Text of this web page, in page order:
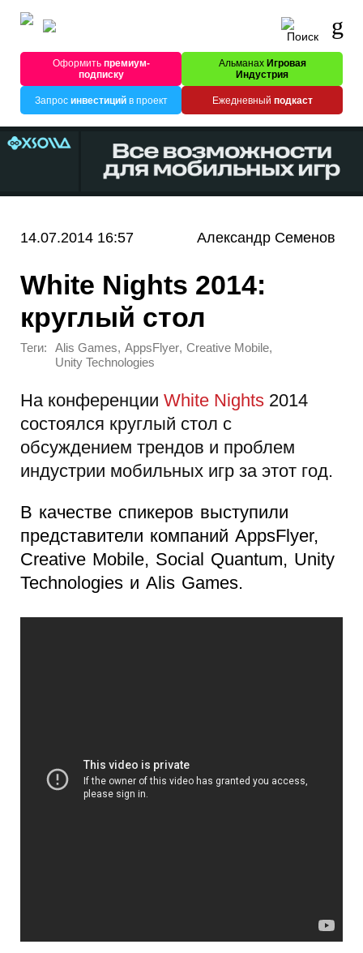
Оформитьпремиум-
подписку
Альманах Игровая
Индустрия
Запрос инвестицийв проект Ежедневный подкаст
14.07.2014 16:57 Александр Семенов
White Nights 2014:
круглый стол
Теги: Alis Games, AppsFlyer, Creative Mobile,
Unity Technologies
На конференции White Nights 2014
состоялся круглый стол с
обсуждением трендов и проблем
индустрии мобильных игр за этот год.
В качестве спикеров выступили
представители компаний AppsFlyer,
Creative Mobile, Social Quantum, Unity
Technologies и Alis Games.